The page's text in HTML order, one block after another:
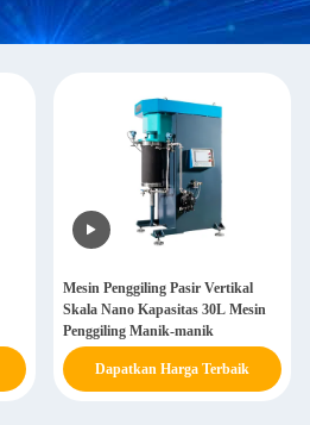
Mesin Penggiling Pasir Vertikal
Skala Nano Kapasitas 30L Mesin
Penggiling Manik-manik
Dapatkan Harga Terbaik